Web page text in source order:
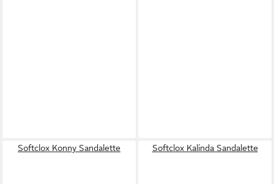
Softclox Konny Sandalette Softclox Kalinda Sandalette